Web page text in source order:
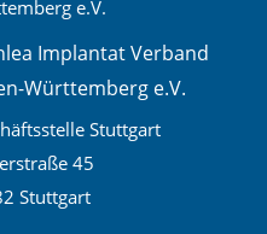
Implantat Verband
Württemberg e.V.
Stuttgart
45
Stuttgart